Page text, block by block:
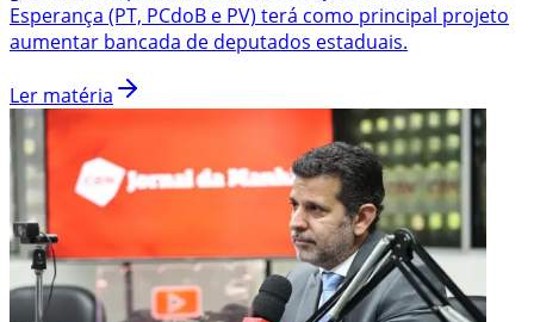
Esperança (PT, PCdoB e PV) terá como principal projeto
aumentar bancada de deputados estaduais.
Ler matéria